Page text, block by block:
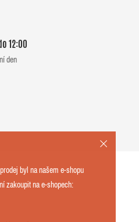
12:00
den
byl na našem e-shopu
zakoupit na e-shopech: